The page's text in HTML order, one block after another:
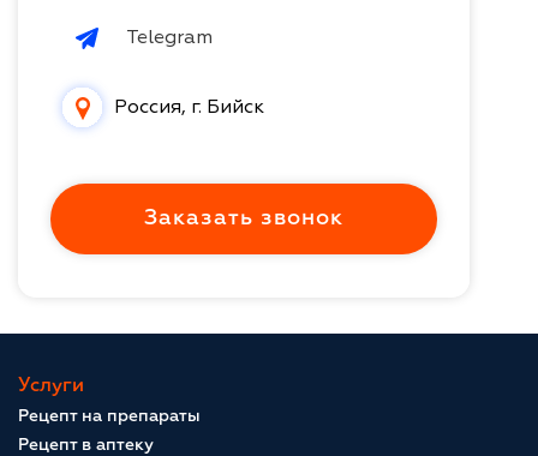
Telegram
Россия, г. Бийск
Заказать звонок
Услуги
Рецепт на препараты
Рецепт в аптеку